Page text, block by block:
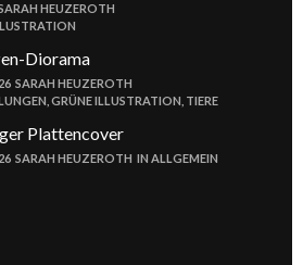
HEUZEROTH
Diorama
SARAH HEUZEROTH
GRÜNE ILLUSTRATION TIERE
Plattencover
SARAH HEUZEROTH IN ALLGEMEIN